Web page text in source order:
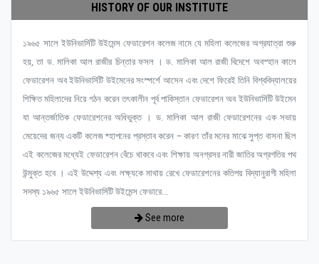
HISTORY OF OUR INSTITUTE
১৯৬৫ সালে ইউনিভার্সিটি উইমেন্স ফেডারেশন কলেজ নামে যে মহিলা কলেজের অগ্রযাত্রা শুরু
হয়, তা ড. মালিকা আল রাজীর চিন্তার ফসল । ড. মালিকা আল রাজী বিদেশে অবস্হান কালে
ফেডারেশন অব ইউনিভার্সিটি উইমেনের সংস্পর্শে আসেন এবং দেশে ফিরেই তিনি বিশ্ববিদ্যালয়ের
শিক্ষিত মহিলাদের নিয়ে গঠন করেন তৎকালীন পূর্ব পাকিস্তান ফেডারেশন অব ইউনিভার্সিটি উইমেন
যা আন্তর্জাতিক ফেডারেশনের অধিভুক্ত । ড. মালিকা আল রাজী ফেডারেশনের এক সভায়
মেয়েদের জন্য একটি কলেজ ষ্হাপনের প্রস্তাব করেন – কারণ তাঁর মনের মাঝে সুপ্ত বাসনা ছিল
এই কলেজের মধ্যেই ফেডারেশন বেঁচে থাকবে এবং শিক্ষায় অনগ্রসর নারী জাতির অগ্রগতির পথ
উন্মুক্ত হবে । এই উদ্দেশ্য এবং লক্ষ্যকে মাথায় রেখে ফেডারেশনের কতিপয় বিদ্যানুরাগী মহিলা
সদস্য ১৯৬৫ সালে ইউনিভার্সিটি উইমেন্স ফেডারে...
See more